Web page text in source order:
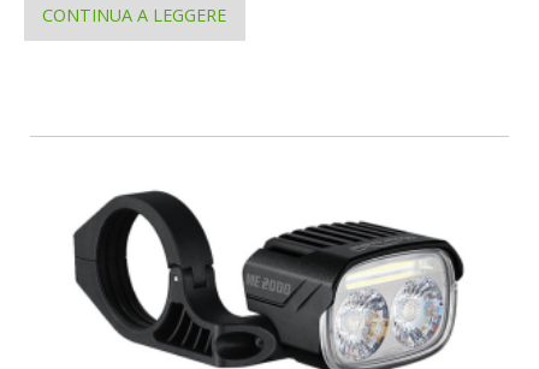
CONTINUA A LEGGERE